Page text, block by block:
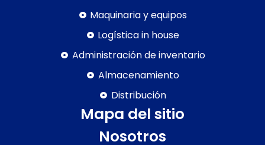
Maquinaria y equipos
Logística in house
Administración de inventario
Almacenamiento
Distribución
Mapa del sitio
Nosotros